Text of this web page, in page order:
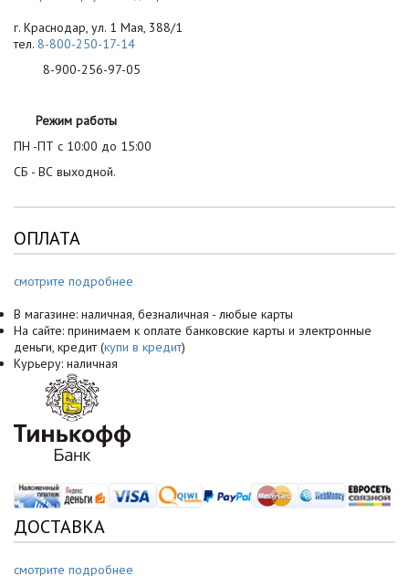
г. Краснодар, ул. 1 Мая, 388/1
тел. 8-800-250-17-14
8-900-256-97-05
Режим работы
ПН -ПТ с 10:00 до 15:00
СБ - ВС выходной.
ОПЛАТА
смотрите подробнее
В магазине: наличная, безналичная - любые карты
На сайте: принимаем к оплате банковские карты и электронные
деньги, кредит (купи в кредит)
Курьеру: наличная
ДОСТАВКА
смотрите подробнее